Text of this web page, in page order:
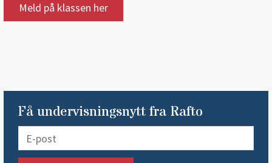
Meld på klassen her
Få undervisningsnytt fra Rafto